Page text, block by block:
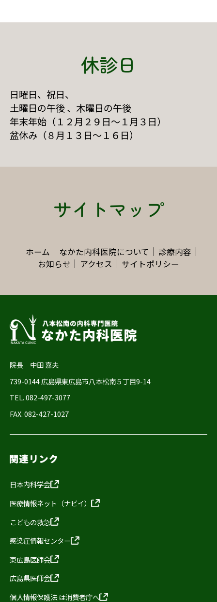
休診日
日曜日、祝日、
土曜日の午後 、木曜日の午後
年末年始（１２月２９日～１月３日）
盆休み（８月１３日～１６日）
サイトマップ
ホーム なかた内科医院について
診療内容
お知らせ
アクセス サイトポリシー
院長 中田 嘉夫
739-0144 広島県東広島市八本松南５丁目9-14
TEL. 082-497-3077
FAX. 082-427-1027
日本内科学会
医療情報ネット（ナビイ）
こどもの救急
感染症情報センター
東広島医師会
広島県医師会
個人情報保護法 は消費者庁へ